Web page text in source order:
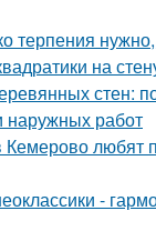
терпения
на
стен:
наружных работ
Кемерово любят
-